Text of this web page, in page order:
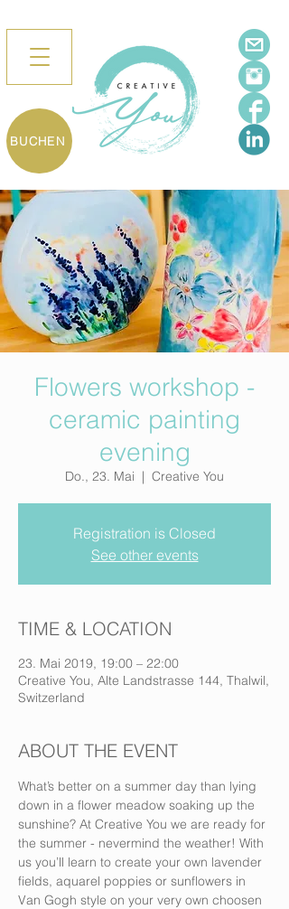
BUCHEN
Flowers workshop -
ceramic painting
evening
Do., 23. Mai
  |
Creative You
Registration is Closed
See other events
TIME & LOCATION
23. Mai 2019, 19:00 – 22:00
Creative You, Alte Landstrasse 144, Thalwil,
Switzerland
ABOUT THE EVENT
What’s better on a summer day than lying
down in a flower meadow soaking up the
sunshine? At Creative You we are ready for
the summer - nevermind the weather! With
us you’ll learn to create your own lavender
fields, aquarel poppies or sunflowers in
Van Gogh style on your very own choosen